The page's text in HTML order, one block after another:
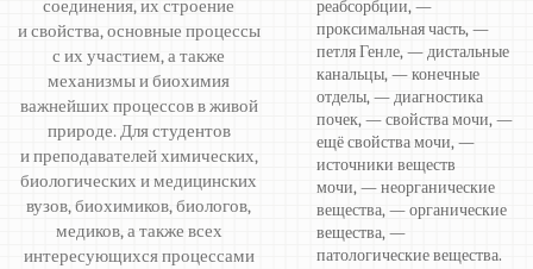
соединения, их строение
и свойства, основные процессы
с их участием, а также
механизмы и биохимия
важнейших процессов в живой
природе. Для студентов
и преподавателей химических,
биологических и медицинских
вузов, биохимиков, биологов,
медиков, а также всех
интересующихся процессами
реабсорбции, —
проксимальная часть, —
петля Генле, — дистальные
канальцы, — конечные
отделы, — диагностика
почек, — свойства мочи, —
ещё свойства мочи, —
источники веществ
мочи, — неорганические
вещества, — органические
вещества, —
патологические вещества.